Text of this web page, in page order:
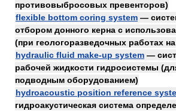
противовыбросовых превенторов)
flexible bottom coring system —
отбором донного керна с
(при геологоразведочных работах
hydraulic fluid make-up system —
рабочей жидкости гидросистемы
подводным оборудованием)
hydroacoustic position reference
гидроакустическая система